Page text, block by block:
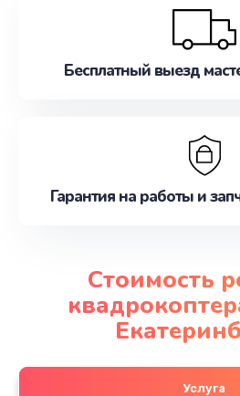
Бесплатный выезд
Гарантия на работы и
Стоимость
Услуга